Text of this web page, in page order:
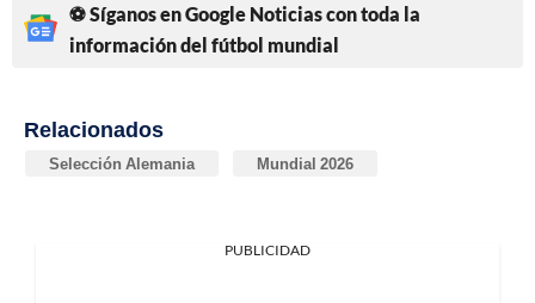
⚽ Síganos en Google Noticias con toda la
información del fútbol mundial
Relacionados
Selección Alemania Mundial 2026
PUBLICIDAD